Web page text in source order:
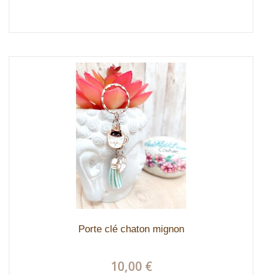
Porte clé chaton mignon
10,00 €